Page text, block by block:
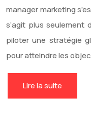
manager marketing
s’agit plus seulement
piloter une stratégie
pour atteindre les
Lire la suite